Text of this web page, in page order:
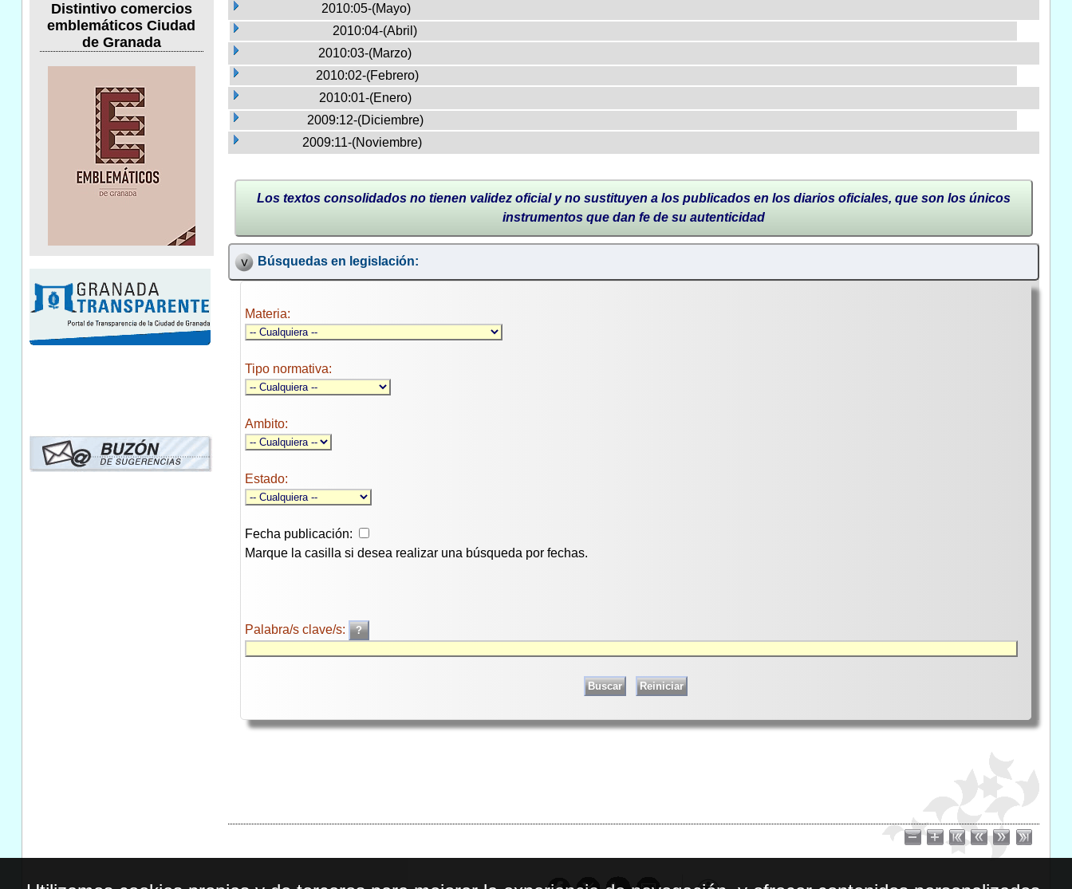
Distintivo comercios
emblemáticos Ciudad
de Granada
2010:05-(Mayo)
2010:04-(Abril)
2010:03-(Marzo)
2010:02-(Febrero)
2010:01-(Enero)
2009:12-(Diciembre)
2009:11-(Noviembre)
Los textos consolidados no tienen validez oficial y no sustituyen a los publicados en los diarios oficiales, que son los únicos
instrumentos que dan fe de su autenticidad
Búsquedas en legislación:
Materia:
Tipo normativa:
Ambito:
Estado:
Fecha publicación:
Marque la casilla si desea realizar una búsqueda por fechas.
Palabra/s clave/s: